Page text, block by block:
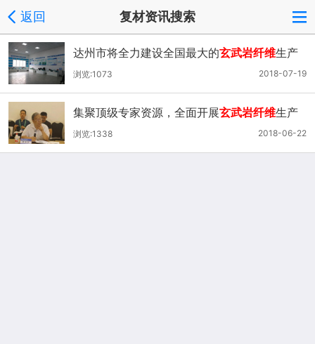
返回 复材资讯搜索
达州市将全力建设全国最大的玄武岩纤维生产
研发基地
2018-07-19
浏览:1073
集聚顶级专家资源，全面开展玄武岩纤维生产
及应用关键技术攻关
2018-06-22
浏览:1338